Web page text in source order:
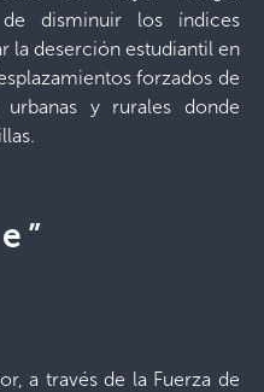
disminuir los índices
la deserción estudiantil en
forzados de
y rurales donde
a través de la Fuerza de